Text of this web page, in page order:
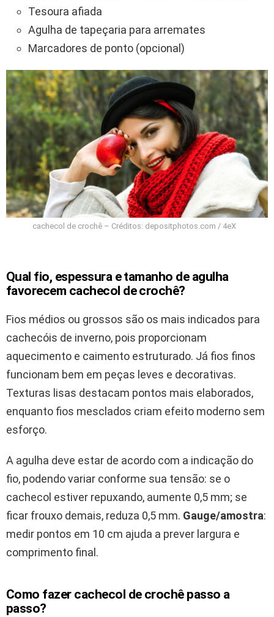
Tesoura afiada
Agulha de tapeçaria para arremates
Marcadores de ponto (opcional)
cachecol de crochê – Créditos: depositphotos.com / 4eX
Qual fio, espessura e tamanho de agulha
favorecem cachecol de crochê?
Fios médios ou grossos são os mais indicados para
cachecóis de inverno, pois proporcionam
aquecimento e caimento estruturado. Já fios finos
funcionam bem em peças leves e decorativas.
Texturas lisas destacam pontos mais elaborados,
enquanto fios mesclados criam efeito moderno sem
esforço.
A agulha deve estar de acordo com a indicação do
fio, podendo variar conforme sua tensão: se o
cachecol estiver repuxando, aumente 0,5 mm; se
ficar frouxo demais, reduza 0,5 mm. Gauge/amostra:
medir pontos em 10 cm ajuda a prever largura e
comprimento final.
Como fazer cachecol de crochê passo a
passo?